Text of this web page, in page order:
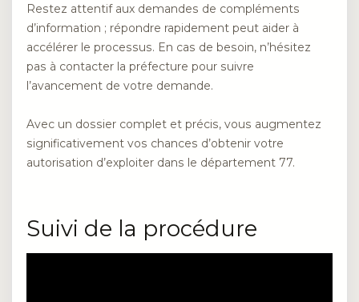
Restez attentif aux demandes de compléments
d’information ; répondre rapidement peut aider à
accélérer le processus. En cas de besoin, n’hésitez
pas à contacter la préfecture pour suivre
l’avancement de votre demande.
Avec un dossier complet et précis, vous augmentez
significativement vos chances d’obtenir votre
autorisation d’exploiter dans le département 77.
Suivi de la procédure